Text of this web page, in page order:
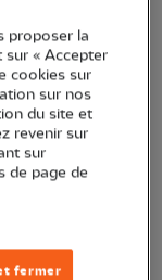
jardins
Ajouter au
proposer la
sur « Accepter
cookies sur
sur nos
du site et
revenir sur
sur
de page de
fermer